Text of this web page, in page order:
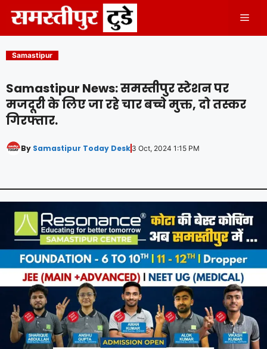
content
Samastipur
Samastipur News: समस्तीपुर स्टेशन पर
मजदूरी के लिए जा रहे चार बच्चे मुक्त, दो तस्कर
गिरफ्तार.
By Samastipur Today Desk 3 Oct, 2024 1:15 PM